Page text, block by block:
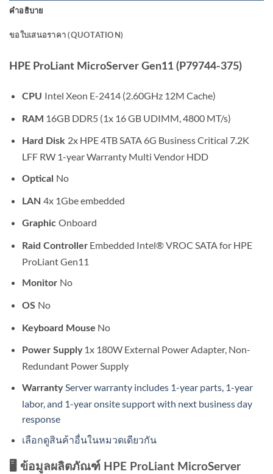
คำอธิบาย
ขอใบเสนอราคา (QUOTATION)
HPE ProLiant MicroServer Gen11 (P79744-375)
CPU Intel Xeon E-2414 (2.60GHz 12M Cache)
RAM 16GB DDR5 (1x 16 GB UDIMM, 4800 MT/s)
Hard Disk 2x HPE 4TB SATA 6G Business Critical 7.2K
LFF RW 1-year Warranty Multi Vendor HDD
Optical No
LAN 4x 1Gbe embedded
Graphic Onboard
Raid ControllerEmbedded Intel® VROC SATA for HPE
ProLiant Gen11
Monitor No
OS No
Keyboard Mouse No
PowerSupply1x 180W External Power Adapter, Non-
Redundant Power Supply
Warranty Server warranty includes 1-year parts, 1-year
labor, and 1-year onsite support with next business day
response
เลือกดูสินค้าอื่นในหมวดเดียวกัน
🖥️ ข้อมูลผลิตภัณฑ์ HPE ProLiant MicroServer